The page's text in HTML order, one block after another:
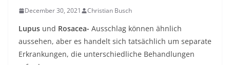
December 30, 2021 Christian Busch
Lupus und Rosacea- Ausschlag können ähnlich
aussehen, aber es handelt sich tatsächlich um separate
Erkrankungen, die unterschiedliche Behandlungen